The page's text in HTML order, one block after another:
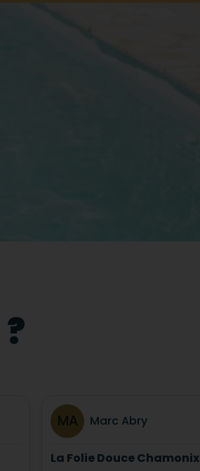
MA Marc Abry
La Folie Douce Chamonix